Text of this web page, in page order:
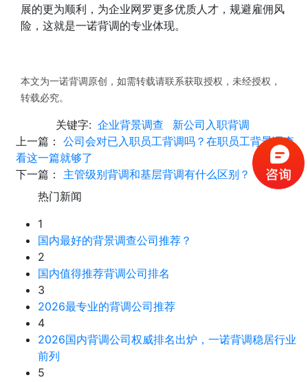
展的更为顺利，为企业网罗更多优质人才，规避雇佣风
险，这就是一诺背调的专业体现。
本文为一诺背调原创，如需转载请联系获取授权，未经授权，
转载必究。
关键字: 企业背景调查
新公司入职背调
上一篇： 公司会对已入职员工背调吗？在职员工背景调查
看这一篇就够了
下一篇：
主管级别背调和基层背调有什么区别？
热门新闻
1
国内最好的背景调查公司推荐？
2
国内值得推荐背调公司排名
3
2026最专业的背调公司推荐
4
2026国内背调公司权威排名出炉，一诺背调稳居行业
前列
5